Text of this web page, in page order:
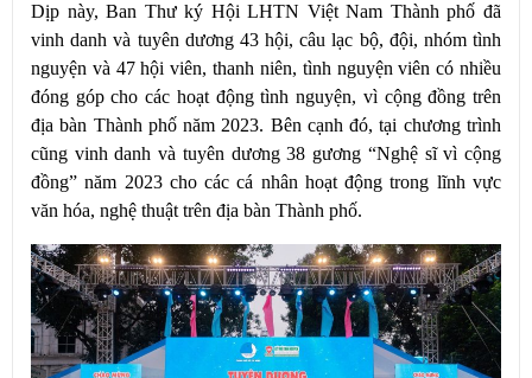
Dịp này, Ban Thư ký Hội LHTN Việt Nam Thành phố đã
vinh danh và tuyên dương 43 hội, câu lạc bộ, đội, nhóm tình
nguyện và 47 hội viên, thanh niên, tình nguyện viên có nhiều
đóng góp cho các hoạt động tình nguyện, vì cộng đồng trên
địa bàn Thành phố năm 2023. Bên cạnh đó, tại chương trình
cũng vinh danh và tuyên dương 38 gương “Nghệ sĩ vì cộng
đồng” năm 2023 cho các cá nhân hoạt động trong lĩnh vực
văn hóa, nghệ thuật trên địa bàn Thành phố.